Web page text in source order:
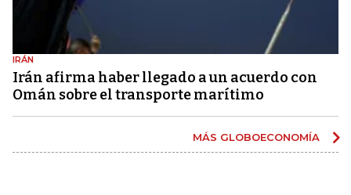
IRÁN
Irán afirma haber llegado a un acuerdo con
Omán sobre el transporte marítimo
MÁS GLOBOECONOMÍA